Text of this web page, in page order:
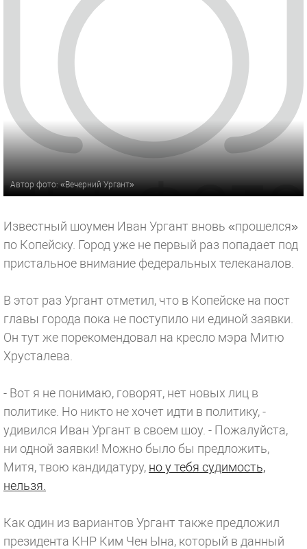
Автор фото: «Вечерний Ургант»
Известный шоумен Иван Ургант вновь «прошелся»
по Копейску. Город уже не первый раз попадает под
пристальное внимание федеральных телеканалов.
В этот раз Ургант отметил, что в Копейске на пост
главы города пока не поступило ни единой заявки.
Он тут же порекомендовал на кресло мэра Митю
Хрусталева.
- Вот я не понимаю, говорят, нет новых лиц в
политике. Но никто не хочет идти в политику, -
удивился Иван Ургант в своем шоу. - Пожалуйста,
ни одной заявки! Можно было бы предложить,
Митя, твою кандидатуру, но у тебя судимость,
нельзя.
Как один из вариантов Ургант также предложил
президента КНР Ким Чен Ына, который в данный